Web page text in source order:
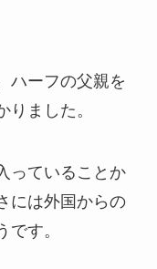
ハーフの父親を
ました。
っていることか
には外国からの
す。